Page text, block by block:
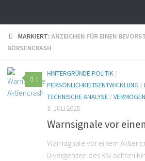
MARKIERT: ANZEICHEN FÜR EINEN
BÖRSENCRASH
0
HINTERGRÜNDE POLITIK /
PERSÖNLICHKEITSENTWICKLUNG /
TECHNISCHE ANALYSE /
3. JULI 2025
Warnsignale vor
Warnsignale vor einem
Divergenzen des RSI achten